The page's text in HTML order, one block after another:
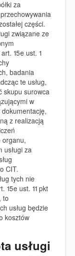
za
części.
związane ze
15e ust. 1
badania
te usług,
skupu surowca
w
z realizacją
organu,
usługi za
CIT.
tych nie
15e ust. 11 pkt
to
usług będzie
kosztów
usługi